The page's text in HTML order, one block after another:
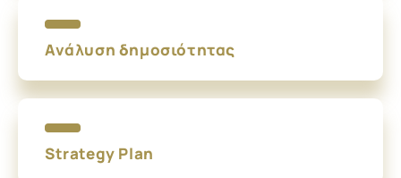
Ανάλυση δημοσιότητας
Strategy Plan